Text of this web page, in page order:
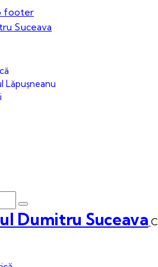
footer
Lăpușneanu
Dumitru Suceava